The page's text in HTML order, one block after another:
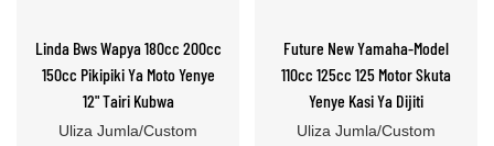
Linda Bws Wapya 180cc 200cc
150cc Pikipiki Ya Moto Yenye
12" Tairi Kubwa
Uliza Jumla/Custom
Future New Yamaha-Model
110cc 125cc 125 Motor Skuta
Yenye Kasi Ya Dijiti
Uliza Jumla/Custom